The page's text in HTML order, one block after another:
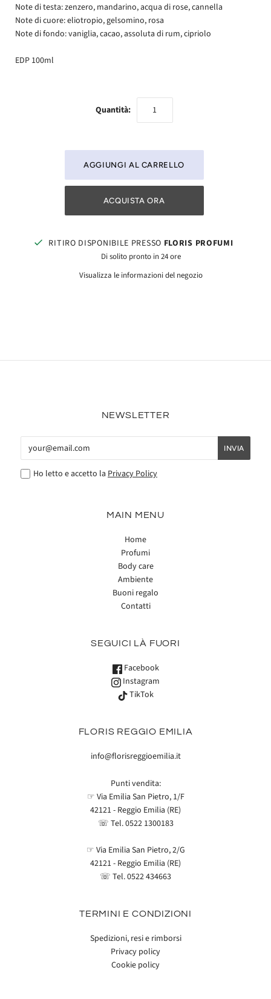
Note di testa: zenzero, mandarino, acqua di rose, cannella
Note di cuore: eliotropio, gelsomino, rosa
Note di fondo: vaniglia, cacao, assoluta di rum, cipriolo
EDP 100ml
Quantità:
ACQUISTA ORA
RITIRO DISPONIBILE PRESSO FLORIS PROFUMI
Di solito pronto in 24 ore
Visualizza le informazioni del negozio
NEWSLETTER
Ho letto e accetto la Privacy Policy
MAIN MENU
Home
Profumi
Body care
Ambiente
Buoni regalo
Contatti
SEGUICI LÀ FUORI
Facebook
Instagram
TikTok
FLORIS REGGIO EMILIA
info@florisreggioemilia.it
Punti vendita:
☞ Via Emilia San Pietro, 1/F
42121 - Reggio Emilia (RE)
☏ Tel.0522 1300183
☞ Via Emilia San Pietro, 2/G
42121 - Reggio Emilia (RE)
☏ Tel.0522 434663
TERMINI E CONDIZIONI
Spedizioni, resi e rimborsi
Privacy policy
Cookie policy